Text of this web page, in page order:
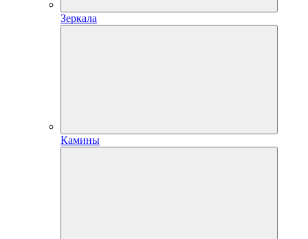
Зеркала
Камины